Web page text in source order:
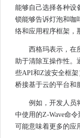
能够自己选择各种设
锁能够告诉灯泡和咖
络和应用程序框架，
西格玛表示，在
助于清除互操作性。
些API和Z波安全框
桥接基于云的平台和
例如，开发人员
中使用的Z-Wave命
可能意味着更多的应